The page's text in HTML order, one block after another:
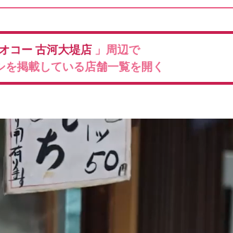
コー 古河大堤店 」周辺で
を掲載している店舗一覧を開く